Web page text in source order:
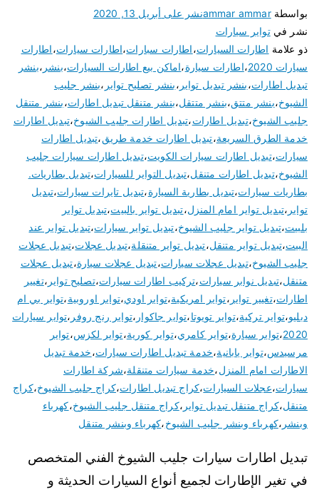
بواسطةammar ammarنشر على أبريل 13, 2020
نشر فيتواير سيارات
ذو علامة اطارات السيارات،اطارات سبارات،اطارات سيارات،اطارات
سيارات 2020
،اطارات سيارة،اماكن بيع اطارات السيارات،بنشر ،بنشر
تبديل اطارات،بنشر تبديل تواير ،بنشر تصليح تواير ،بنشر جليب
الشيوخ،بنشر متتق،بنشر متتقل،بنشر متنقل تبديل اطارات،بنشر متنقل
جليب الشيوخ،تبديل اطارات،تبديل اطارات جليب الشيوخ،تبديل اطارات
خدمة الطرق السريعة،تبديل اطارات خدمة طريق،تبديل اطارات
سيارات،تبديل اطارات سيارات الكويت،تبديل اطارات سيارات جليب
الشيوخ،تبديل اطارات متنقل،تبديل التواير للسيارات،تبديل بطاريات.
بطاريات سيارات،تبديل بطارية السيارة،تبديل تايرات سيارات،تبديل
تواير ،تبديل تواير امام المنزل،تبديل تواير بالبيت،تبديل تواير
بلبيت،تبديل تواير جليب الشيوخ،تبديل تواير سيارات،تبديل تواير عند
البيت،تبديل تواير متنقل،تبديل تواير متنقلة،تبديل عجلات،تبديل عجلات
جليب الشيوخ،تبديل عجلات سيارات،تبديل عجلات سيارة،تبديل عجلات
متنقل،تبديل نوابر سيارات،تركيب اطارات سيارات،تصليح تواير ،تغيير
اطارات،تغيير تواير ،تواير امريكية،تواير اودي،تواير اوروبية،تواير بي ام
دبليو،تواير تركية،تواير تويوتا،تواير جاكوار ،تواير رنج روفر ،تواير سيارات
2020،تواير سيارة،تواير كامري،تواير كورية،تواير لكزس،تواير
مرسيدس،تواير يابانية،خدمة تبديل اطارات سيارات،خدمة تبديل
الاطارات امام المنزل،خدمة سيارات متنقلة،شركة اطارات
سيارات،عجلات السيارات،كراج تبديل اطارات،كراج جليب الشيوخ،كراج
متنقل،كراج متنقل تبديل تواير ،كراج متنقل جليب الشيوخ،كهرباء
وبنشر ،كهرباء وبنشر جليب الشيوخ،كهرباء وبنشر متنقل
تبديل اطارات سيارات جليب الشيوخ الفني المتخصص
في تغير الإطارات لجميع أنواع السيارات الحديثة و